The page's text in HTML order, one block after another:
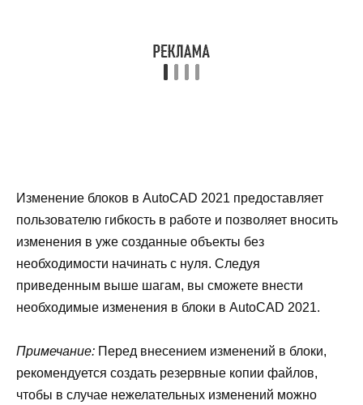
Изменение блоков в AutoCAD 2021 предоставляет
пользователю гибкость в работе и позволяет вносить
изменения в уже созданные объекты без
необходимости начинать с нуля. Следуя
приведенным выше шагам, вы сможете внести
необходимые изменения в блоки в AutoCAD 2021.
Примечание: Перед внесением изменений в блоки,
рекомендуется создать резервные копии файлов,
чтобы в случае нежелательных изменений можно